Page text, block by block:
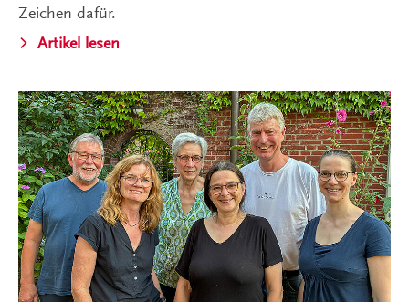
Zeichen dafür.
Artikel lesen